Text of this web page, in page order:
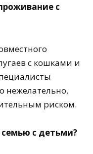
с
с кошками и
нежелательно,
риском.
с детьми?